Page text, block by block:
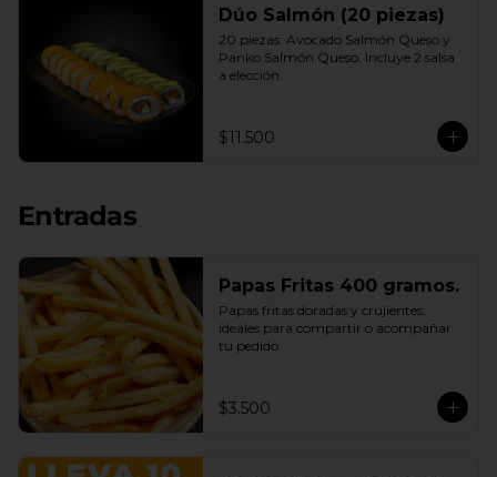
Dúo Salmón (20 piezas)
20 piezas: Avocado Salmón Queso y
Panko Salmón Queso. Incluye 2 salsa
a elección.
$11.500
Entradas
Papas Fritas 400 gramos.
Papas fritas doradas y crujientes,
ideales para compartir o acompañar
tu pedido.
$3.500